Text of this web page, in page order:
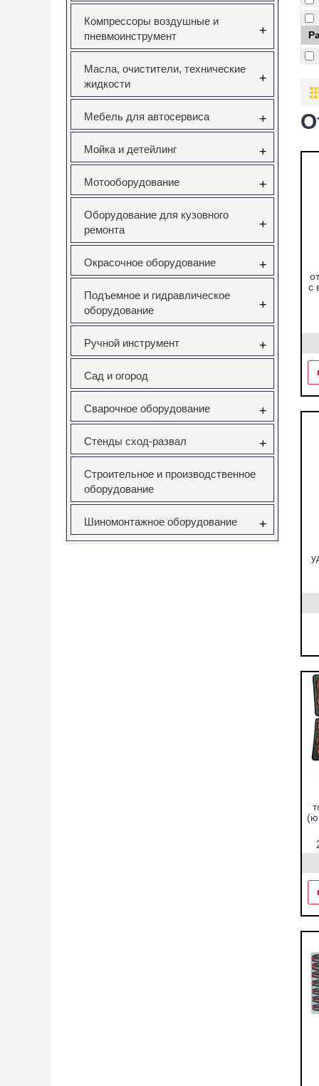
Компрессоры воздушные и
пневмоинструмент
+
Масла, очистители, технические
жидкости
+
Мебель для автосервиса +
Мойка и детейлинг +
Мотооборудование +
Оборудование для кузовного
ремонта
+
Окрасочное оборудование +
Подъемное и гидравлическое
оборудование
+
Ручной инструмент +
Сад и огород
Сварочное оборудование +
Стенды сход-развал +
Строительное и производственное
оборудование
Шиномонтажное оборудование +
с